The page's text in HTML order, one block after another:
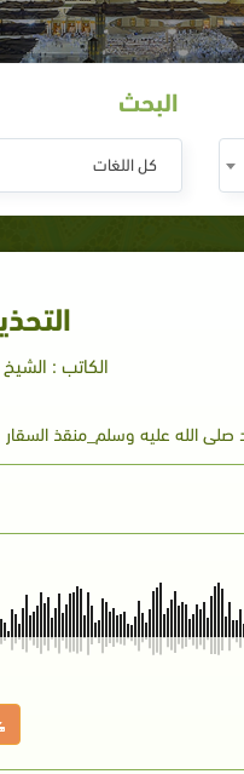
البحث
كل اللغات
الكاتب :
صلى الله عليه وسلم_منقذ السقار